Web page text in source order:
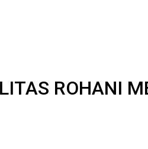
ROHANI